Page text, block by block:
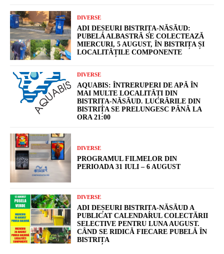
DIVERSE
ADI DEȘEURI BISTRIȚA-NĂSĂUD:
PUBELA ALBASTRĂ SE COLECTEAZĂ
MIERCURI, 5 AUGUST, ÎN BISTRIȚA ȘI
LOCALITĂȚILE COMPONENTE
DIVERSE
AQUABIS: ÎNTRERUPERI DE APĂ ÎN
MAI MULTE LOCALITĂȚI DIN
BISTRIȚA-NĂSĂUD. LUCRĂRILE DIN
BISTRIȚA SE PRELUNGESC PÂNĂ LA
ORA 21:00
DIVERSE
PROGRAMUL FILMELOR DIN
PERIOADA 31 IULI – 6 AUGUST
DIVERSE
ADI DEȘEURI BISTRIȚA-NĂSĂUD A
PUBLICAT CALENDARUL COLECTĂRII
SELECTIVE PENTRU LUNA AUGUST.
CÂND SE RIDICĂ FIECARE PUBELĂ ÎN
BISTRIȚA